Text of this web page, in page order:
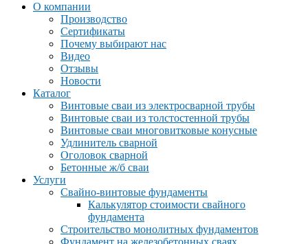
О компании
Производство
Сертификаты
Почему выбирают нас
Видео
Отзывы
Новости
Каталог
Винтовые сваи из электросварной трубы
Винтовые сваи из толстостенной трубы
Винтовые сваи многовитковые конусные
Удлинитель сварной
Оголовок сварной
Бетонные ж/б сваи
Услуги
Свайно-винтовые фундаменты
Калькулятор стоимости свайного
фундамента
Строительство монолитных фундаментов
Фундамент на железобетонных сваях